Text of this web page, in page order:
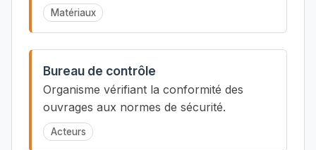
Matériaux
Bureau de contrôle
Organisme vérifiant la conformité des
ouvrages aux normes de sécurité.
Acteurs